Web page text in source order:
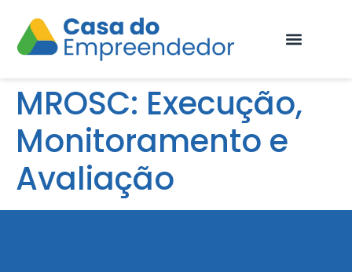
MROSC: Execução,
Monitoramento e
Avaliação